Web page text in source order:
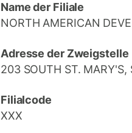
Name der Filiale
NORTH AMERICAN
Adresse der Zweigstelle
203 SOUTH ST. MARY'S,
Filialcode
XXX